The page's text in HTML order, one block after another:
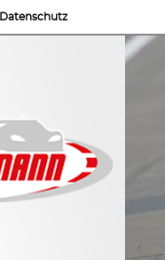
Datenschutz